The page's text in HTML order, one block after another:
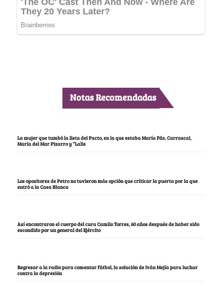
Notas Recomendadas
La mujer que tumbó la lista del Pacto, en la que estaba María Fda. Carrascal,
María del Mar Pizarro y “Lalis
Los opositores de Petro no tuvieron más opción que criticar la puerta por la que
entró a la Casa Blanca
Así encontraron el cuerpo del cura Camilo Torres, 60 años después de haber sido
escondido por un general del Ejército
Regresar a la radio para comentar fútbol, la solución de Iván Mejía para luchar
contra la depresión